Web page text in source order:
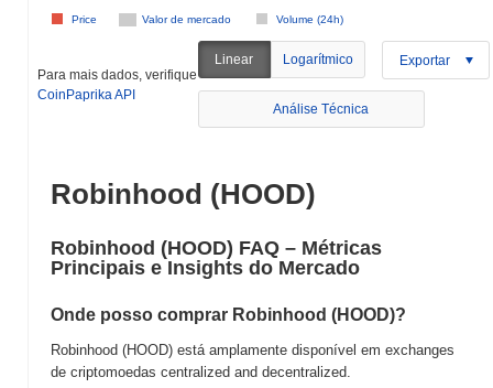
Valor de mercado Volume (24h)
Price
Para mais dados, verifique
CoinPaprika API
Linear Logarítmico Exportar
Análise Técnica
Robinhood (HOOD)
Robinhood (HOOD) FAQ – Métricas
Principais e Insights do Mercado
Onde posso comprar Robinhood (HOOD)?
Robinhood (HOOD) está amplamente disponível em exchanges
de criptomoedas centralized and decentralized.